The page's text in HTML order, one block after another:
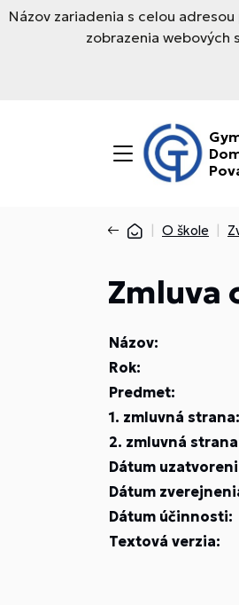
Názov zariadenia s celou
zobrazenia webových
O škole
Zmluva
Názov:
Rok:
Predmet:
1. zmluvná strana:
2. zmluvná
Dátum
Dátum
Dátum účinnosti:
Textová verzia: